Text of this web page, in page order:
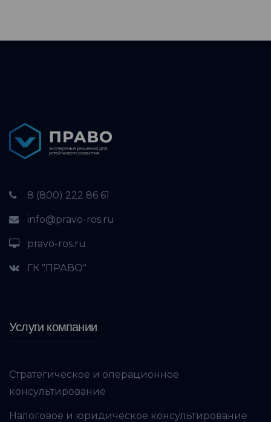
8 (800) 222 86 61
info@pravo-ros.ru
pravo-ros.ru
ГК "ПРАВО"
Услуги компании
Стратегическое и операционное
консультирование
Налоговое и юридическое консультирование